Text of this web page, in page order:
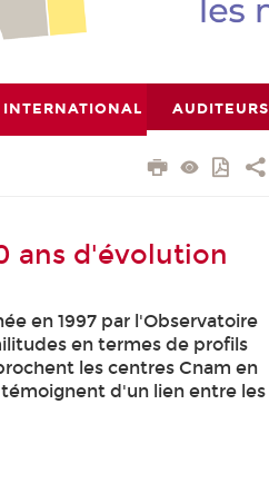
INTERNATIONAL AUDITEURS
ans d'évolution
en 1997 par l'Observatoire
en termes de profils
les centres Cnam en
d'un lien entre les